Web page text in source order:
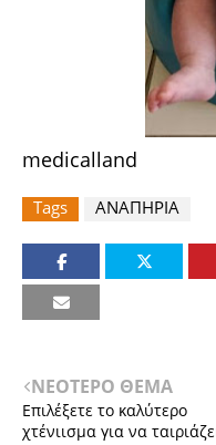
medicalland
Tags ΑΝΑΠΗΡΙΑ
ΝΕΟΤΕΡΟ ΘΕΜΑ
Επιλέξετε το καλύτερο
χτένιισμα για να